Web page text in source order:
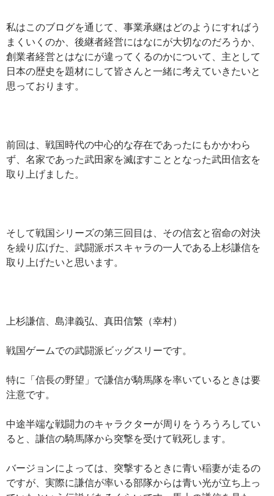
私はこのブログを通じて、事業承継はどのようにすればう
まくいくのか、後継者経営にはなにが大切なのだろうか、
創業者経営とはなにが違ってくるのかについて、主として
日本の歴史を題材にして皆さんと一緒に考えていきたいと
思っております。
前回は、戦国時代の中心的な存在であったにもかかわら
ず、名家であった武田家を滅ぼすこととなった武田信玄を
取り上げました。
そして戦国シリーズの第三回目は、その信玄と宿命の対決
を繰り広げた、武闘派ボスキャラの一人である上杉謙信を
取り上げたいと思います。
上杉謙信、島津義弘、真田信繁（幸村）
戦国ゲームでの武闘派ビッグスリーです。
特に「信長の野望」で謙信が騎馬隊を率いているときは要
注意です。
中途半端な戦闘力のキャラクターが周りをうろうろしてい
ると、謙信の騎馬隊から突撃を受けて戦死します。
バージョンによっては、突撃するときに青い稲妻が走るの
ですが、実際に謙信が率いる部隊からは青い光が立ち上っ